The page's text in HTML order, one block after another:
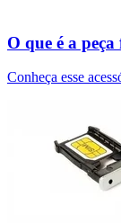
O que é a
Conheça esse